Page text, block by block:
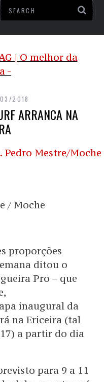
2018
ARRANCA NA
/ Moche
proporções
ditou o
Pro – que
inaugural da
na Ericeira (tal
a partir do dia
para 9 a 11